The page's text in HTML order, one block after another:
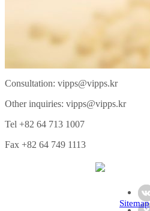
Consultation: vipps@vipps.kr
Other inquiries: vipps@vipps.kr
Tel +82 64 713 1007
Fax +82 64 749 1113
Sitemap